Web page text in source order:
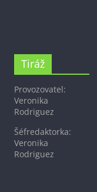
Tiráž
Provozovatel:
Veronika
Rodriguez
Šéfredaktorka:
Veronika
Rodriguez